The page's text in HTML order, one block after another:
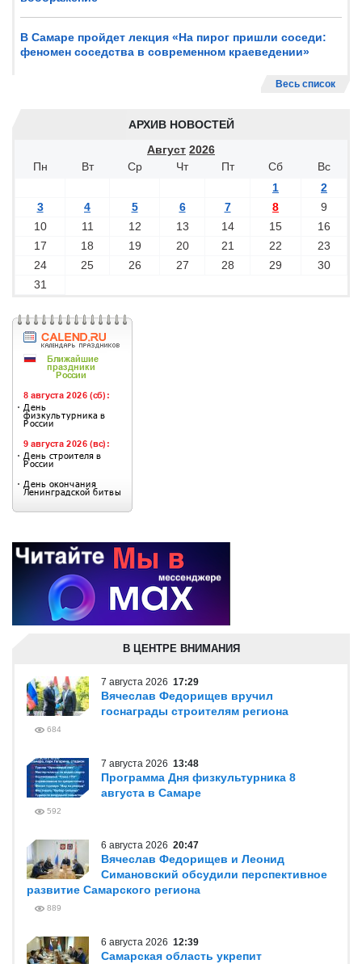
В Самаре пройдет лекция «На пирог пришли соседи:
феномен соседства в современном краеведении»
Весь список
АРХИВ НОВОСТЕЙ
Август 2026
Пн
Вт Ср Чт Пт Сб
Вс
1
2
3
4 5 6 7 8
9
10
11 12 13 14 15
16
17
18 19 20 21 22
23
24
25 26 27 28 29
30
31
В ЦЕНТРЕ ВНИМАНИЯ
7 августа 2026 17:29
Вячеслав Федорищев вручил
госнаграды строителям региона
684
7 августа 2026 13:48
Программа Дня физкультурника 8
августа в Самаре
592
6 августа 2026 20:47
Вячеслав Федорищев и Леонид
Симановский обсудили перспективное
развитие Самарского региона
889
6 августа 2026 12:39
Самарская область укрепит